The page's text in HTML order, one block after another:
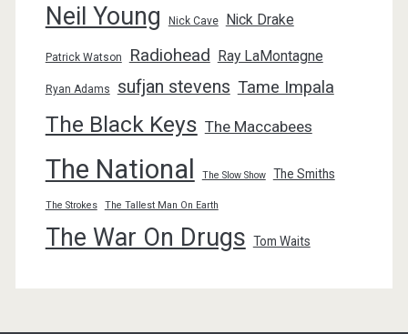
Neil Young Nick Cave Nick Drake
Patrick Watson Radiohead Ray LaMontagne
Ryan Adams sufjan stevens Tame Impala
The Black Keys The Maccabees
The National The Slow Show The Smiths
The Strokes The Tallest Man On Earth
The War On Drugs Tom Waits